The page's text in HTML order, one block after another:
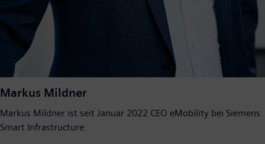
Markus Mildner
Markus Mildner ist seit Januar 2022 CEO eMobility bei Siemens
Smart Infrastructure.